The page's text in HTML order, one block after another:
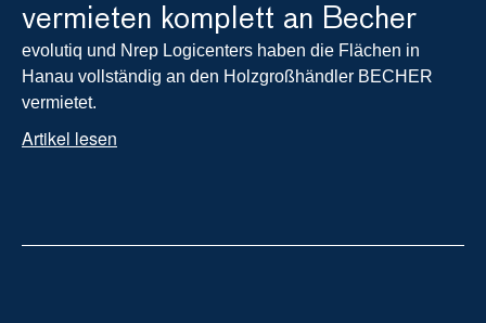
vermieten komplett an Becher
evolutiq und Nrep Logicenters haben die Flächen in
Hanau vollständig an den Holzgroßhändler BECHER
vermietet.
Artikel lesen